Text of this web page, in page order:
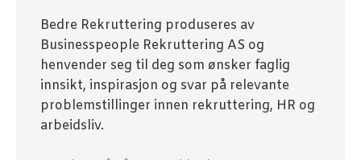
Bedre Rekruttering produseres av
Businesspeople Rekruttering AS og
henvender seg til deg som ønsker faglig
innsikt, inspirasjon og svar på relevante
problemstillinger innen rekruttering, HR og
arbeidsliv.